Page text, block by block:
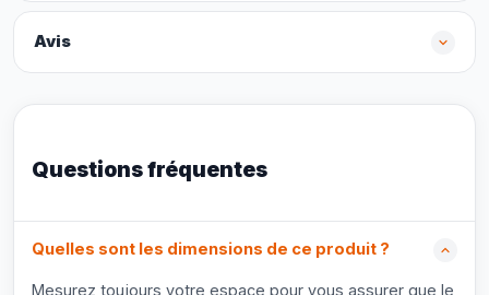
Avis
Questions fréquentes
Quelles sont les dimensions de ce produit ?
Mesurez toujours votre espace pour vous assurer que le